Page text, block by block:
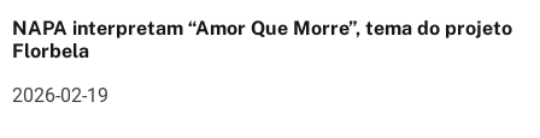
NAPA interpretam “Amor Que Morre”, tema do projeto
Florbela
2026-02-19